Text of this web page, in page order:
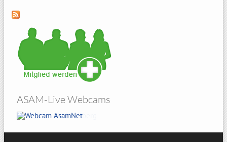
ASAM-Live Webcams